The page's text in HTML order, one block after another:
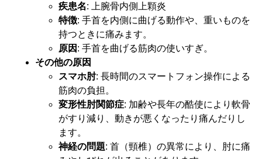
疾患名: 上腕骨内側上顆炎
特徴: 手首を内側に曲げる動作や、重いものを
持つときに痛みます。
原因 : 手首を曲げる筋肉の使いすぎ。
その他の原因
スマホ肘: 長時間のスマートフォン操作による
筋肉の負担。
変形性肘関節症: 加齢や長年の酷使により軟骨
がすり減り、動きが悪くなったり痛んだりし
ます。
神経の問題: 首（頸椎）の異常により、肘に痛